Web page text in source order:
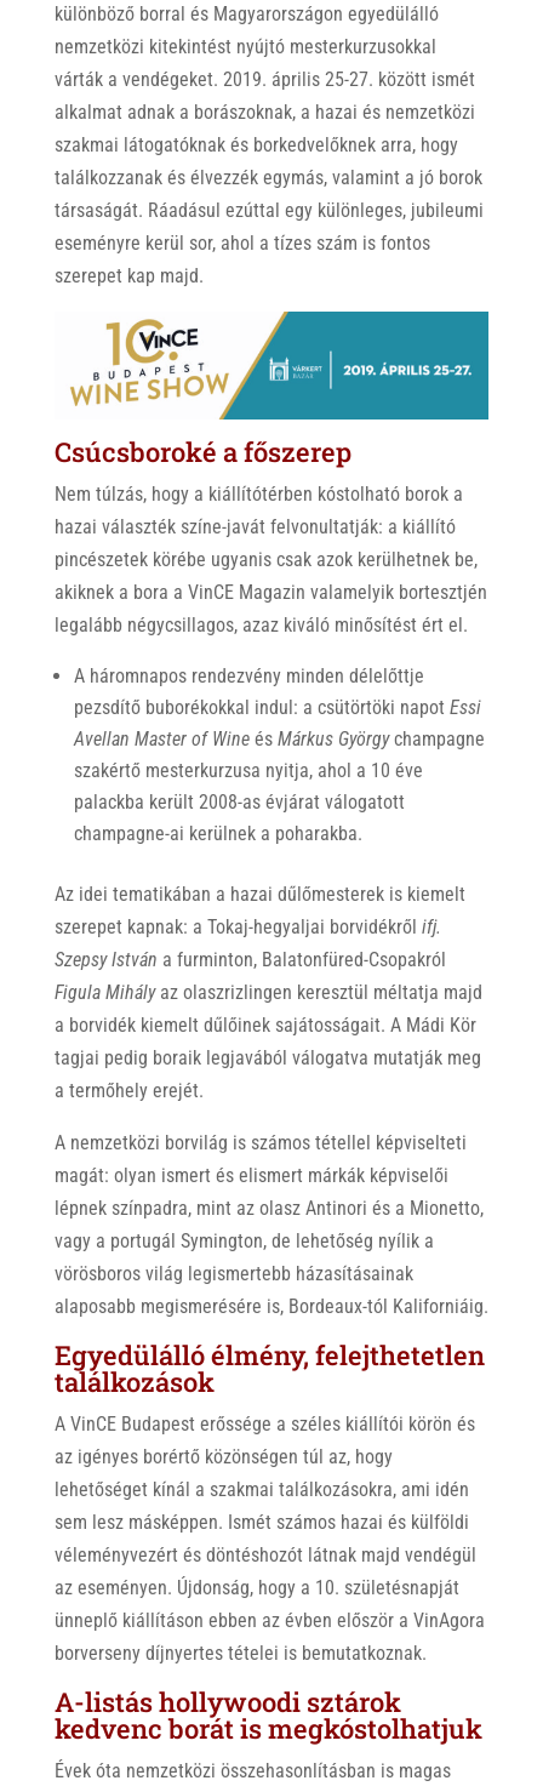
különböző borral és Magyarországon egyedülálló
nemzetközi kitekintést nyújtó mesterkurzusokkal
várták a vendégeket. 2019. április 25-27. között ismét
alkalmat adnak a borászoknak, a hazai és nemzetközi
szakmai látogatóknak és borkedvelőknek arra, hogy
találkozzanak és élvezzék egymás, valamint a jó borok
társaságát. Ráadásul ezúttal egy különleges, jubileumi
eseményre kerül sor, ahol a tízes szám is fontos
szerepet kap majd.
Csúcsboroké a főszerep
Nem túlzás, hogy a kiállítótérben kóstolható borok a
hazai választék színe-javát felvonultatják: a kiállító
pincészetek körébe ugyanis csak azok kerülhetnek be,
akiknek a bora a VinCE Magazin valamelyik bortesztjén
legalább négycsillagos, azaz kiváló minősítést ért el.
A háromnapos rendezvény minden délelőttje
pezsdítő buborékokkal indul: a csütörtöki napot Essi
Avellan Master of Wineés Márkus Györgychampagne
szakértő mesterkurzusa nyitja, ahol a 10 éve
palackba került 2008-as évjárat válogatott
champagne-ai kerülnek a poharakba.
Az idei tematikában a hazai dűlőmesterek is kiemelt
szerepet kapnak: a Tokaj-hegyaljai borvidékről ifj.
Szepsy István a furminton, Balatonfüred-Csopakról
Figula Mihályaz olaszrizlingen keresztül méltatja majd
a borvidék kiemelt dűlőinek sajátosságait. A Mádi Kör
tagjai pedig boraik legjavából válogatva mutatják meg
a termőhely erejét.
A nemzetközi borvilág is számos tétellel képviselteti
magát: olyan ismert és elismert márkák képviselői
lépnek színpadra, mint az olasz Antinori és a Mionetto,
vagy a portugál Symington, de lehetőség nyílik a
vörösboros világ legismertebb házasításainak
alaposabb megismerésére is, Bordeaux-tól Kaliforniáig.
Egyedülálló élmény, felejthetetlen
találkozások
A VinCE Budapest erőssége a széles kiállítói körön és
az igényes borértő közönségen túl az, hogy
lehetőséget kínál a szakmai találkozásokra, ami idén
sem lesz másképpen. Ismét számos hazai és külföldi
véleményvezért és döntéshozót látnak majd vendégül
az eseményen. Újdonság, hogy a 10. születésnapját
ünneplő kiállításon ebben az évben először a VinAgora
borverseny díjnyertes tételei is bemutatkoznak.
A-listás hollywoodi sztárok
kedvenc borát is megkóstolhatjuk
Évek óta nemzetközi összehasonlításban is magas